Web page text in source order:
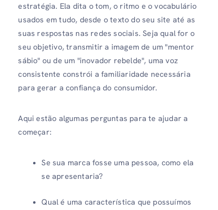
estratégia. Ela dita o tom, o ritmo e o vocabulário
usados ​​em tudo, desde o texto do seu site até as
suas respostas nas redes sociais. Seja qual for o
seu objetivo, transmitir a imagem de um "mentor
sábio" ou de um "inovador rebelde", uma voz
consistente constrói a familiaridade necessária
para gerar a confiança do consumidor.
Aqui estão algumas perguntas para te ajudar a
começar:
Se sua marca fosse uma pessoa, como ela
se apresentaria?
Qual é uma característica que possuímos